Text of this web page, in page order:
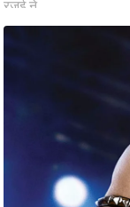
र्म